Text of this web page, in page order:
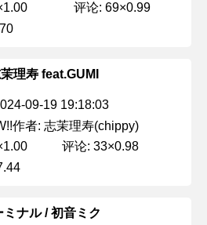
评论: 69×0.99
理寿 feat.GUMI
09-19 19:18:03
作者: 志茉理寿(chippy)
评论: 33×0.98
ナル / 初音ミク